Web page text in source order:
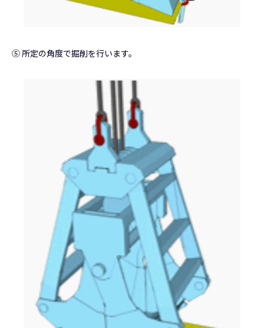
⑤ 所定の角度で掘削を行います。